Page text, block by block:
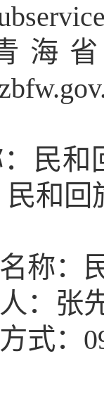
海
民
和
称：
：张
式：